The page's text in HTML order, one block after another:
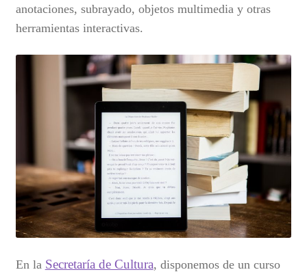
Margarita Michelena
anotaciones, subrayado, objetos multimedia y otras
herramientas interactivas.
En la Secretaría de Cultura, disponemos de un curso